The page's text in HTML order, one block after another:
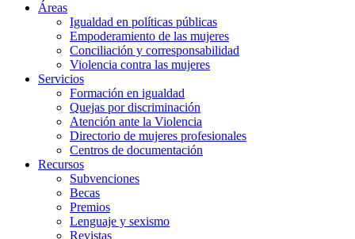
Áreas
Igualdad en políticas públicas
Empoderamiento de las mujeres
Conciliación y corresponsabilidad
Violencia contra las mujeres
Servicios
Formación en igualdad
Quejas por discriminación
Atención ante la Violencia
Directorio de mujeres profesionales
Centros de documentación
Recursos
Subvenciones
Becas
Premios
Lenguaje y sexismo
Revistas